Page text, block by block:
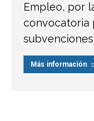
Empleo, por
convocatoria
Más información